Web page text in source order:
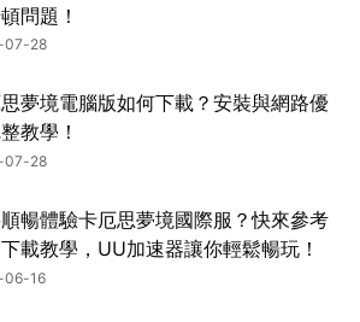
問題！
07-28
夢境電腦版如何下載？安裝與網路優
教學！
07-28
暢體驗卡厄思夢境國際服？快來參考
載教學，UU加速器讓你輕鬆暢玩！
06-16